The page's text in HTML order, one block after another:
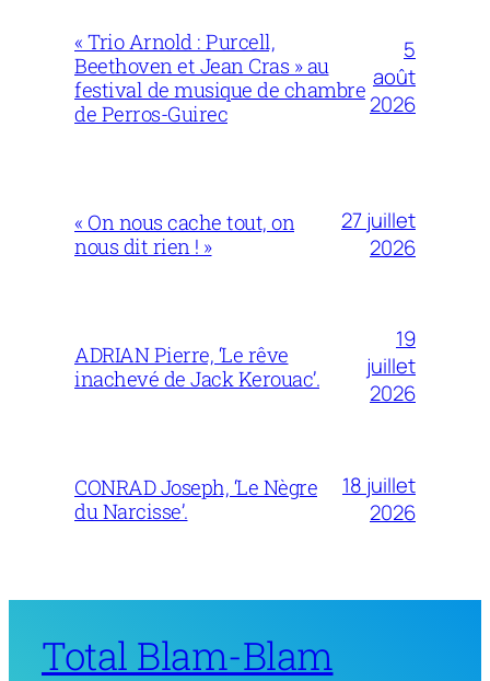
« Trio Arnold : Purcell,
Beethoven et Jean Cras » au
festival de musique de chambre
de Perros-Guirec
5
août
2026
« On nous cache tout, on
nous dit rien ! »
27 juillet
2026
ADRIAN Pierre, ‘Le rêve
inachevé de Jack Kerouac’.
19
juillet
2026
CONRAD Joseph, ‘Le Nègre
du Narcisse’.
18 juillet
2026
Total Blam-Blam